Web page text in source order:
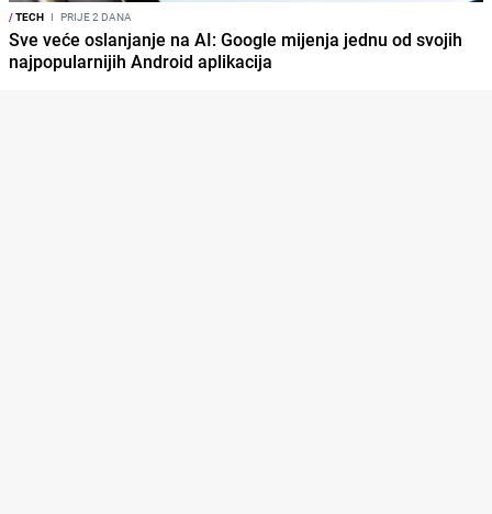
/TECH I PRIJE 2 DANA
Sve veće oslanjanje na AI: Google mijenja jednu od svojih
najpopularnijih Android aplikacija